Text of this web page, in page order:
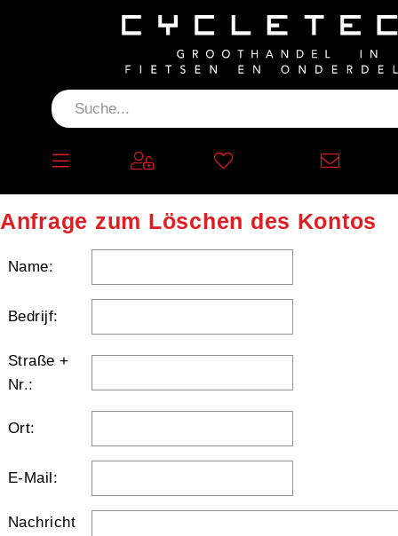
Anfrage zum Löschen des Kontos
Name:
Bedrijf:
Straße +
Nr.:
Ort:
E-Mail:
Nachricht